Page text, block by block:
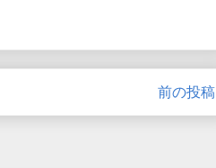
前の投稿